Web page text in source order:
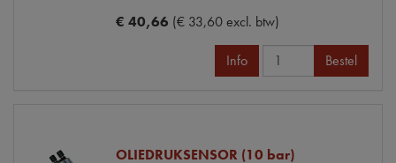
€ 40,66 (€ 33,60 excl. btw)
Info Bestel
OLIEDRUKSENSOR (10 bar)